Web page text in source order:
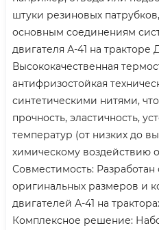
штуки резиновых
основным соединениям
двигателя А-41 на тракторе
Высококачественная
антифризостойкая
синтетическими нитями,
прочность, эластичность,
температур (от низких до
химическому воздействию
Совместимость:
оригинальных размеров и
двигателей А-41 на
Комплексное решение: